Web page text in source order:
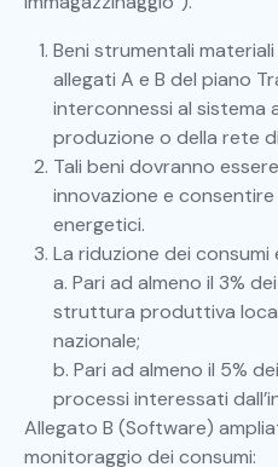
Beni strumentali
allegati A e B del piano
interconnessi al sistema
produzione o della rete
Tali beni dovranno
innovazione e
energetici.
La riduzione dei
a. Pari ad almeno il 3%
struttura produttiva
nazionale;
b. Pari ad almeno il 5%
processi interessati
Allegato B (Software)
monitoraggio dei consumi: